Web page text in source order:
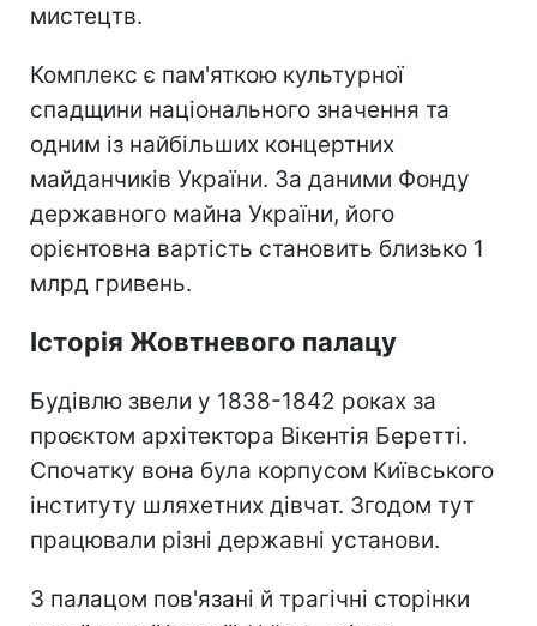
мистецтв.
Комплекс є пам'яткою культурної
спадщини національного значення та
одним із найбільших концертних
майданчиків України. За даними Фонду
державного майна України, його
орієнтовна вартість становить близько 1
млрд гривень.
Історія Жовтневого палацу
Будівлю звели у 1838-1842 роках за
проєктом архітектора Вікентія Беретті.
Спочатку вона була корпусом Київського
інституту шляхетних дівчат. Згодом тут
працювали різні державні установи.
З палацом пов'язані й трагічні сторінки